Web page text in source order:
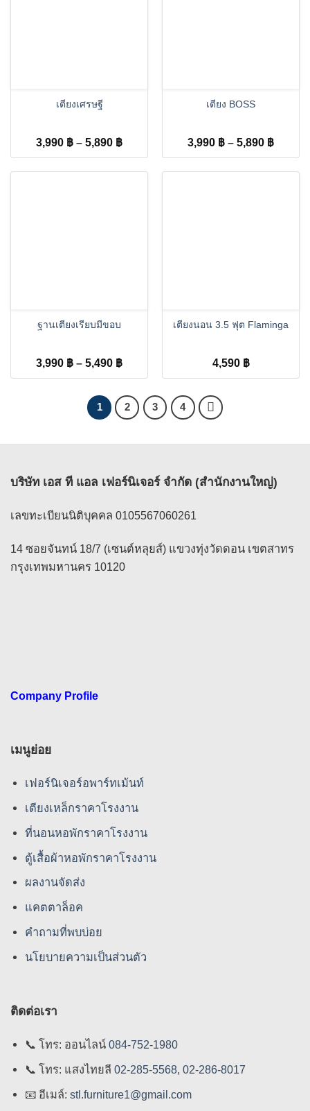
เตียงเศรษฐี
3,990 ฿ – 5,890 ฿Price
range:
เตียง BOSS
3,990 ฿ – 5,890 ฿Price
range:
ฐานเตียงเรียบมีขอบ
3,990 ฿ – 5,490 ฿Price
range:
through
5,490 ฿
เตียงนอน 3.5 ฟุต Flaminga
4,590 ฿
1 2 3 4
บริษัท เอส ที แอล เฟอร์นิเจอร์ จำกัด (สำนักงานใหญ่)
เลขทะเบียนนิติบุคคล 0105567060261
14 ซอยจันทน์ 18/7 (เซนต์หลุยส์) แขวงทุ่งวัดดอน เขตสาทร
กรุงเทพมหานคร 10120
Company Profile
เมนูย่อย
เฟอร์นิเจอร์อพาร์ทเม้นท์
เตียงเหล็กราคาโรงงาน
ที่นอนหอพักราคาโรงงาน
ตู้เสื้อผ้าหอพักราคาโรงงาน
ผลงานจัดส่ง
แคตตาล็อค
คําถามที่พบบ่อย
นโยบายความเป็นส่วนตัว
ติดต่อเรา
📞โทร: ออนไลน์084-752-1980
📞โทร: แสงไทยลี 02-285-5568,02-286-8017
📧 อีเมล์:stl.furniture1@gmail.com